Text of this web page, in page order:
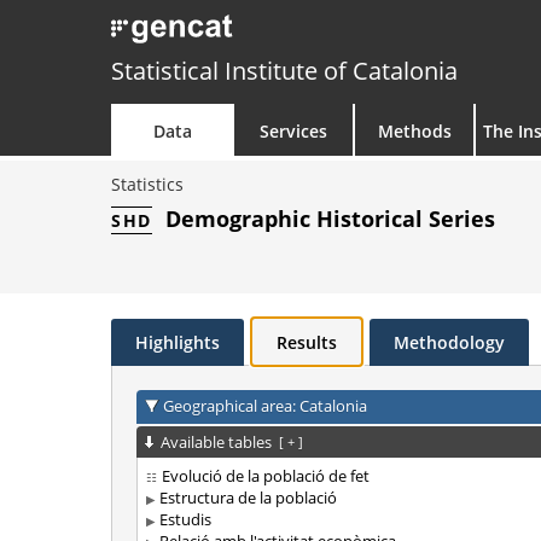
Statistical Institute of Catalonia
Data Services Methods The
Statistics
SHD
Demographic Historical Series
Highlights Results Methodology
Geographical area: Catalonia
Available tables [ + ]
Evolució de la població de fet
Estructura de la població
Estudis